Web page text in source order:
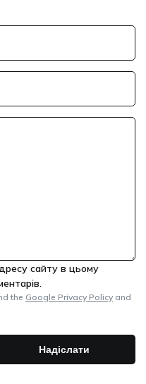
сайту в цьому
the Google Privacy Policy and